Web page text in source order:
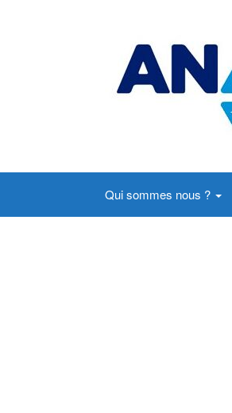
Un site d'actualités
Qui sommes nous ?